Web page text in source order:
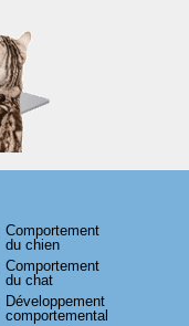
Comportement
du chien
Comportement
du chat
Développement
comportemental